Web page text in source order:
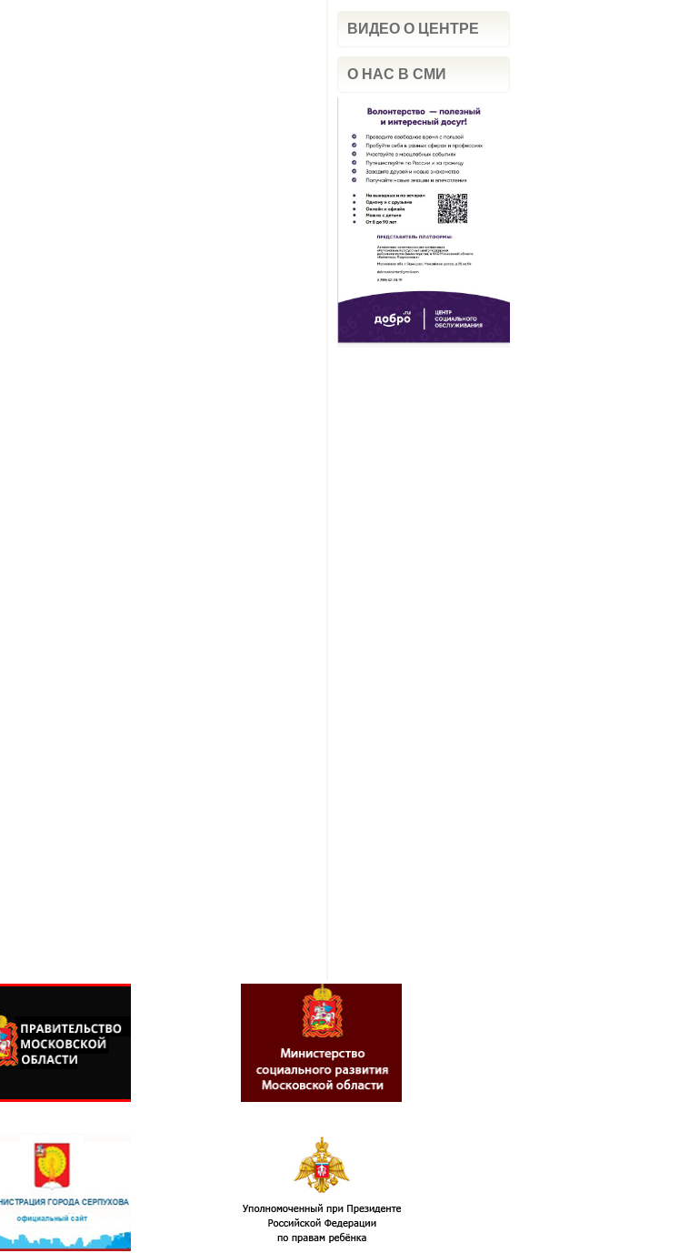
ВИДЕО О ЦЕНТРЕ
О НАС В СМИ